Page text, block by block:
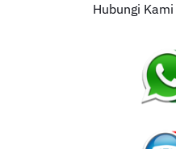
Hubungi